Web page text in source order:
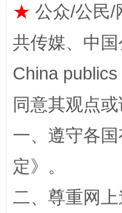
★ 公众/公民/
共传媒、中
China
同意其观点
一、遵守各
定》。
二、尊重网